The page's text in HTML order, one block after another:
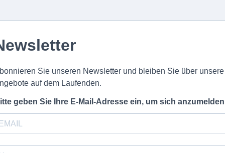
Sie unseren Newsletter und bleiben Sie über unsere
auf dem Laufenden.
geben Sie Ihre E-Mail-Adresse ein, um sich